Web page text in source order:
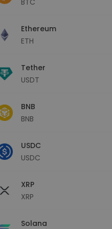
Ethereum
ETH
Tether
USDT
BNB
BNB
USDC
USDC
XRP
XRP
Solana